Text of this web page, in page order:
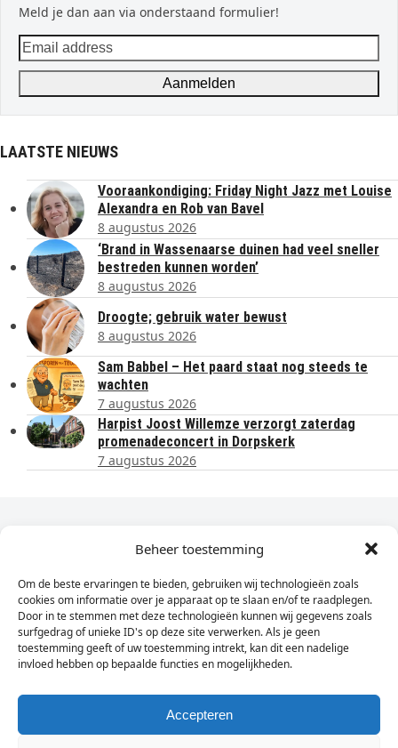
Beheer toestemming
Om de beste ervaringen te bieden, gebruiken wij technologieën zoals
cookies om informatie over je apparaat op te slaan en/of te raadplegen.
Door in te stemmen met deze technologieën kunnen wij gegevens zoals
surfgedrag of unieke ID's op deze site verwerken. Als je geen
toestemming geeft of uw toestemming intrekt, kan dit een nadelige
invloed hebben op bepaalde functies en mogelijkheden.
Accepteren
Meld je dan aan via onderstaand formulier!
Email
address
Aanmelden
LAATSTE NIEUWS
Vooraankondiging: Friday Night Jazz met Louise
Alexandra en Rob van Bavel
8 augustus 2026
‘Brand in Wassenaarse duinen had veel sneller
bestreden kunnen worden’
8 augustus 2026
Droogte; gebruik water bewust
8 augustus 2026
Sam Babbel – Het paard staat nog steeds te
wachten
7 augustus 2026
Harpist Joost Willemze verzorgt zaterdag
promenadeconcert in Dorpskerk
7 augustus 2026
Dagelijks het laatste nieuws in je e-mail?
Vul
hier
je
e-
mailadres
in
Sign Up